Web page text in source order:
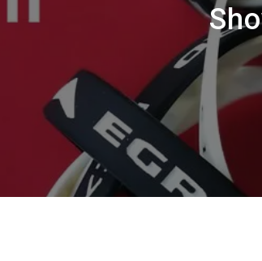
Dove
Lavora